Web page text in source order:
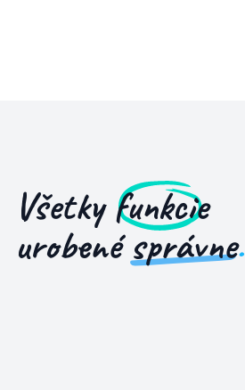
Všetkyfunkcie
urobenésprávne.